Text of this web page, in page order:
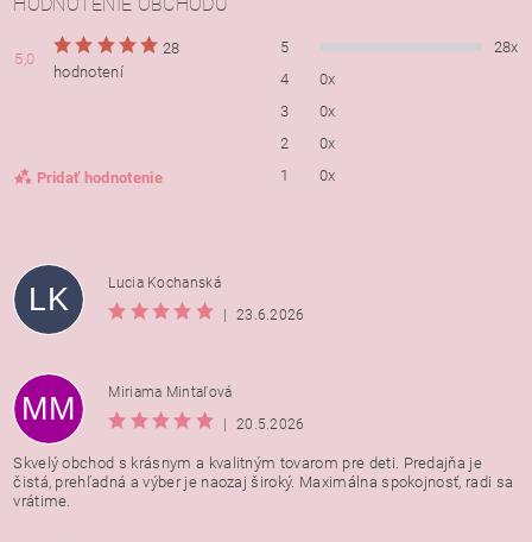
5,0
28
hodnotení
Pridať hodnotenie
5
28x
4
0x
3
0x
2
0x
1
0x
LK
Lucia Kochanská
|
23.6.2026
MM
Miriama Mintaľová
|
20.5.2026
Skvelý obchod s krásnym a kvalitným tovarom pre deti. Predajňa je
čistá, prehľadná a výber je naozaj široký. Maximálna spokojnosť, radi sa
vrátime.